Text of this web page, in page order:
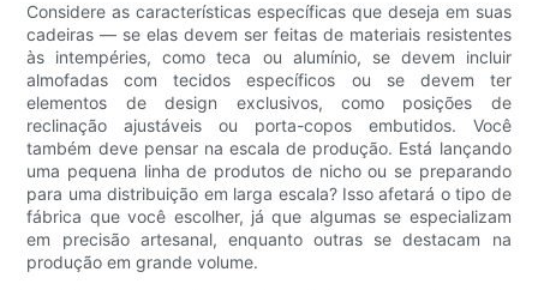
Considere as características específicas que deseja em suas
cadeiras — se elas devem ser feitas de materiais resistentes
às intempéries, como teca ou alumínio, se devem incluir
almofadas com tecidos específicos ou se devem ter
elementos de design exclusivos, como posições de
reclinação ajustáveis ​​ou porta-copos embutidos. Você
também deve pensar na escala de produção. Está lançando
uma pequena linha de produtos de nicho ou se preparando
para uma distribuição em larga escala? Isso afetará o tipo de
fábrica que você escolher, já que algumas se especializam
em precisão artesanal, enquanto outras se destacam na
produção em grande volume.